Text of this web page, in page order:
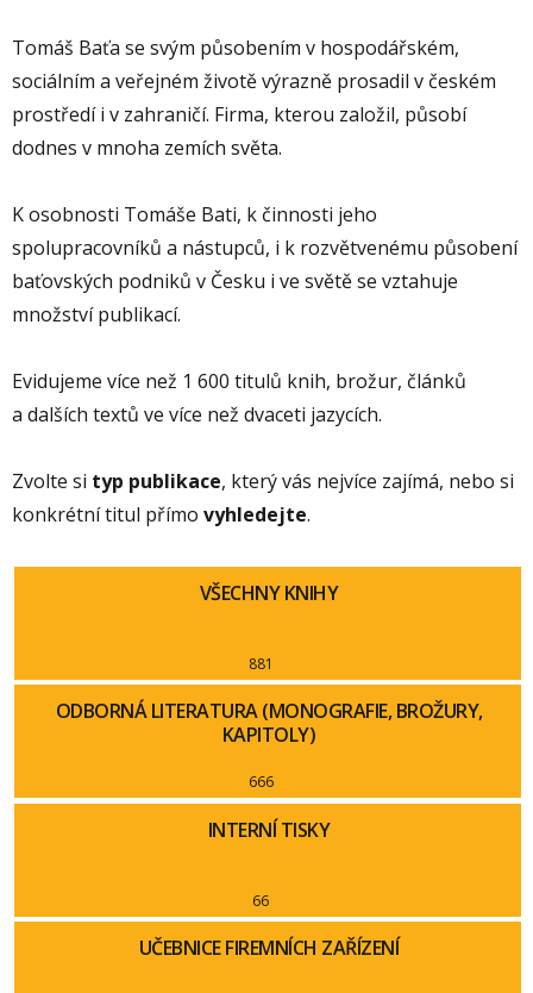
Tomáš Baťa se svým působením v hospodářském,
sociálním a veřejném životě výrazně prosadil v českém
prostředí i v zahraničí. Firma, kterou založil, působí
dodnes v mnoha zemích světa.
K osobnosti Tomáše Bati, k činnosti jeho
spolupracovníků a nástupců, i k rozvětvenému působení
baťovských podniků v Česku i ve světě se vztahuje
množství publikací.
Evidujeme více než 1 600 titulů knih, brožur, článků
a dalších textů ve více než dvaceti jazycích.
Zvolte si typ publikace, který vás nejvíce zajímá, nebo si
konkrétní titul přímo vyhledejte.
VŠECHNY KNIHY
881
ODBORNÁ LITERATURA (MONOGRAFIE, BROŽURY,
KAPITOLY)
666
INTERNÍ TISKY
66
UČEBNICE FIREMNÍCH ZAŘÍZENÍ